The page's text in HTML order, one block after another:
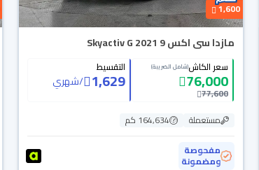
1,600
مازدا سى اكس 9 Skyactiv G 2021
سعر الكاش(شامل الضريبة)
76,000
77,600
التقسيط
1,629
/شهري
مستعملة
164,634 كم
مفحوصة
ومضمونة